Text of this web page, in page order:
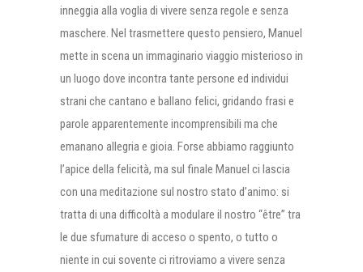
inneggia alla voglia di vivere senza regole e senza
maschere. Nel trasmettere questo pensiero, Manuel
mette in scena un immaginario viaggio misterioso in
un luogo dove incontra tante persone ed individui
strani che cantano e ballano felici, gridando frasi e
parole apparentemente incomprensibili ma che
emanano allegria e gioia. Forse abbiamo raggiunto
l’apice della felicità, ma sul finale Manuel ci lascia
con una meditazione sul nostro stato d’animo: si
tratta di una difficoltà a modulare il nostro “être” tra
le due sfumature di acceso o spento, o tutto o
niente in cui sovente ci ritroviamo a vivere senza